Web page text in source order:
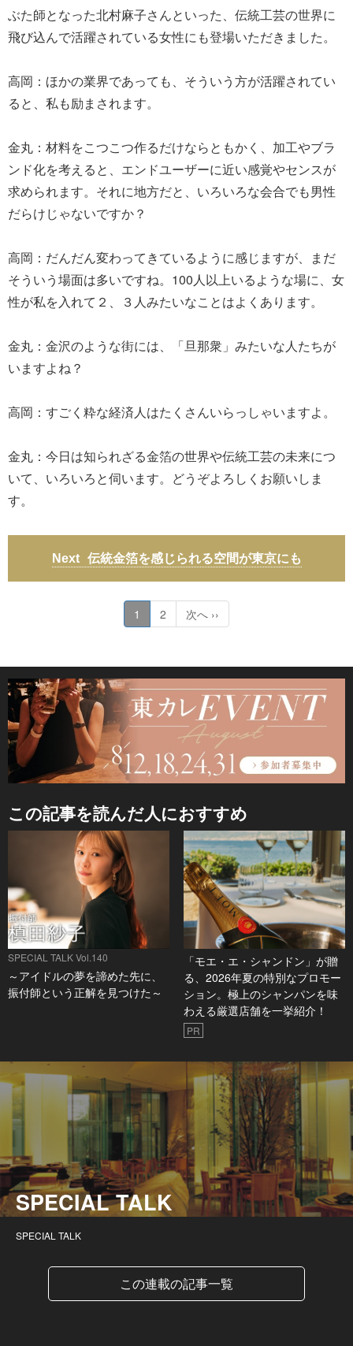
ぶた師となった北村麻子さんといった、伝統工芸の世界に
飛び込んで活躍されている女性にも登場いただきました。
高岡：ほかの業界であっても、そういう方が活躍されてい
ると、私も励まされます。
金丸：材料をこつこつ作るだけならともかく、加工やブラ
ンド化を考えると、エンドユーザーに近い感覚やセンスが
求められます。それに地方だと、いろいろな会合でも男性
だらけじゃないですか？
高岡：だんだん変わってきているように感じますが、まだ
そういう場面は多いですね。100人以上いるような場に、女
性が私を入れて２、３人みたいなことはよくあります。
金丸：金沢のような街には、「旦那衆」みたいな人たちが
いますよね？
高岡：すごく粋な経済人はたくさんいらっしゃいますよ。
金丸：今日は知られざる金箔の世界や伝統工芸の未来につ
いて、いろいろと伺います。どうぞよろしくお願いしま
す。
伝統金箔を感じられる空間が東京にも
1 2 次へ ››
この記事を読んだ人におすすめ
SPECIAL TALK Vol.140
～アイドルの夢を諦めた先に、
振付師という正解を見つけた～
「モエ・エ・シャンドン」が贈
る、2026年夏の特別なプロモー
ション。極上のシャンパンを味
わえる厳選店舗を一挙紹介！
PR
SPECIAL TALK
SPECIAL TALK
この連載の記事一覧